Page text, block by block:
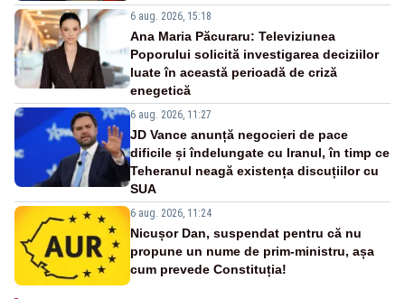
6 aug. 2026, 15:18
Ana Maria Păcuraru: Televiziunea
Poporului solicită investigarea deciziilor
luate în această perioadă de criză
enegetică
6 aug. 2026, 11:27
JD Vance anunță negocieri de pace
dificile și îndelungate cu Iranul, în timp ce
Teheranul neagă existența discuțiilor cu
SUA
6 aug. 2026, 11:24
Nicușor Dan, suspendat pentru că nu
propune un nume de prim-ministru, așa
cum prevede Constituția!